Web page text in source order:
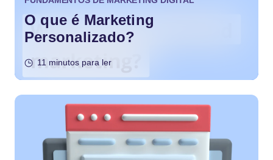
O que é Marketing
Personalizado?
11 minutos para ler